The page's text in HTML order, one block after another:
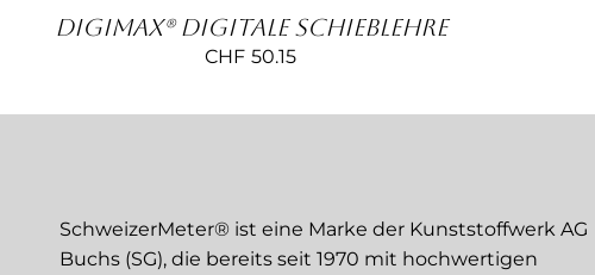
DigiMax® Digitale Schieblehre
CHF 50.15
SchweizerMeter® ist eine Marke der Kunststoffwerk AG
Buchs (SG), die bereits seit 1970 mit hochwertigen